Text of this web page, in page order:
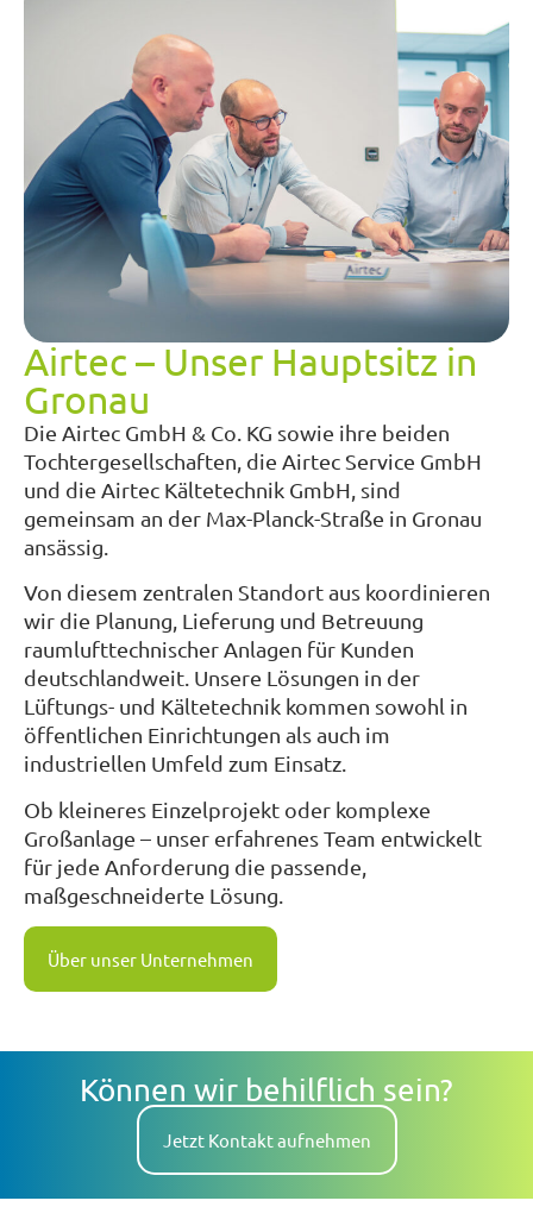
Airtec – Unser Hauptsitz in
Gronau
Die Airtec GmbH & Co. KG sowie ihre beiden
Tochtergesellschaften, die Airtec Service GmbH
und die Airtec Kältetechnik GmbH, sind
gemeinsam an der Max-Planck-Straße in Gronau
ansässig.
Von diesem zentralen Standort aus koordinieren
wir die Planung, Lieferung und Betreuung
raumlufttechnischer Anlagen für Kunden
deutschlandweit. Unsere Lösungen in der
Lüftungs- und Kältetechnik kommen sowohl in
öffentlichen Einrichtungen als auch im
industriellen Umfeld zum Einsatz.
Ob kleineres Einzelprojekt oder komplexe
Großanlage – unser erfahrenes Team entwickelt
für jede Anforderung die passende,
maßgeschneiderte Lösung.
Über unser Unternehmen
Können wir behilflich sein?
Jetzt Kontakt aufnehmen